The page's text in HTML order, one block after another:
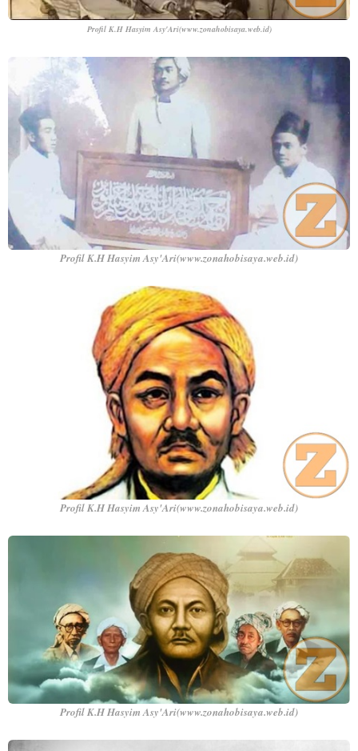
Profil K.H Hasyim Asy'Ari(www.zonahobisaya.web.id)
Profil K.H Hasyim Asy'Ari(www.zonahobisaya.web.id)
Profil K.H Hasyim Asy'Ari(www.zonahobisaya.web.id)
Profil K.H Hasyim Asy'Ari(www.zonahobisaya.web.id)